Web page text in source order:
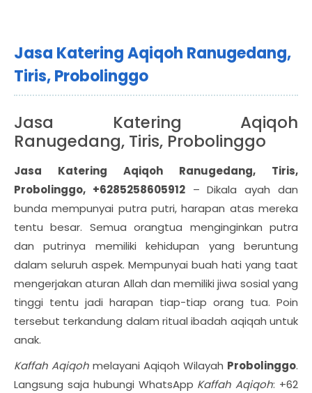
Jasa Katering Aqiqoh Ranugedang,
Tiris, Probolinggo
Jasa Katering Aqiqoh
Ranugedang, Tiris, Probolinggo
Jasa Katering Aqiqoh Ranugedang, Tiris,
Probolinggo, +6285258605912– Dikala ayah dan
bunda mempunyai putra putri, harapan atas mereka
tentu besar. Semua orangtua menginginkan putra
dan putrinya memiliki kehidupan yang beruntung
dalam seluruh aspek. Mempunyai buah hati yang taat
mengerjakan aturan Allah dan memiliki jiwa sosial yang
tinggi tentu jadi harapan tiap-tiap orang tua. Poin
tersebut terkandung dalam ritual ibadah aqiqah untuk
anak.
Kaffah Aqiqoh melayani Aqiqoh Wilayah Probolinggo.
Langsung saja hubungi WhatsApp Kaffah Aqiqoh: +62